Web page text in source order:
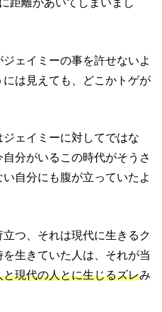
距離があいてしまいまし
ェイミーの事を許せないよ
は見えても、どこかトゲが
ェイミーに対してではな
自分がいるこの時代がそうさ
自分にも腹が立っていたよ
つ、それは現代に生きるク
生きていた人は、それが当
と現代の人とに生じるズレみ